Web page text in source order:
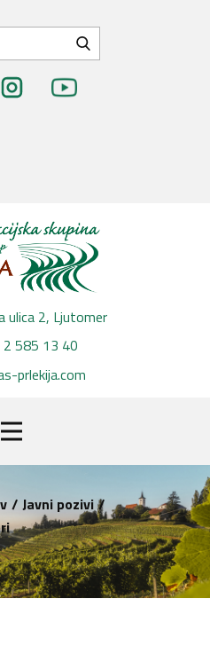
prlekija.com
585 13 40
ulica 2, Lj​utomer
/ Javni pozivi /